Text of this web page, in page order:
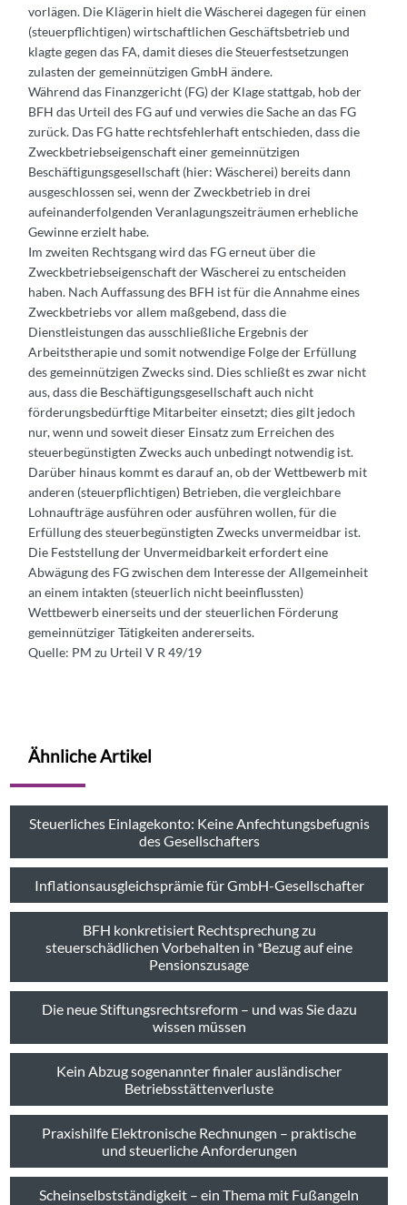
vorlägen. Die Klägerin hielt die Wäscherei dagegen für einen
(steuerpflichtigen) wirtschaftlichen Geschäftsbetrieb und
klagte gegen das FA, damit dieses die Steuerfestsetzungen
zulasten der gemeinnützigen GmbH ändere.
Während das Finanzgericht (FG) der Klage stattgab, hob der
BFH das Urteil des FG auf und verwies die Sache an das FG
zurück. Das FG hatte rechtsfehlerhaft entschieden, dass die
Zweckbetriebseigenschaft einer gemeinnützigen
Beschäftigungsgesellschaft (hier: Wäscherei) bereits dann
ausgeschlossen sei, wenn der Zweckbetrieb in drei
aufeinanderfolgenden Veranlagungszeiträumen erhebliche
Gewinne erzielt habe.
Im zweiten Rechtsgang wird das FG erneut über die
Zweckbetriebseigenschaft der Wäscherei zu entscheiden
haben. Nach Auffassung des BFH ist für die Annahme eines
Zweckbetriebs vor allem maßgebend, dass die
Dienstleistungen das ausschließliche Ergebnis der
Arbeitstherapie und somit notwendige Folge der Erfüllung
des gemeinnützigen Zwecks sind. Dies schließt es zwar nicht
aus, dass die Beschäftigungsgesellschaft auch nicht
förderungsbedürftige Mitarbeiter einsetzt; dies gilt jedoch
nur, wenn und soweit dieser Einsatz zum Erreichen des
steuerbegünstigten Zwecks auch unbedingt notwendig ist.
Darüber hinaus kommt es darauf an, ob der Wettbewerb mit
anderen (steuerpflichtigen) Betrieben, die vergleichbare
Lohnaufträge ausführen oder ausführen wollen, für die
Erfüllung des steuerbegünstigten Zwecks unvermeidbar ist.
Die Feststellung der Unvermeidbarkeit erfordert eine
Abwägung des FG zwischen dem Interesse der Allgemeinheit
an einem intakten (steuerlich nicht beeinflussten)
Wettbewerb einerseits und der steuerlichen Förderung
gemeinnütziger Tätigkeiten andererseits.
Quelle: PM zu Urteil V R 49/19
Ähnliche Artikel
Steuerliches Einlagekonto: Keine Anfechtungsbefugnis
des Gesellschafters
Inflationsausgleichsprämie für GmbH-Gesellschafter
BFH konkretisiert Rechtsprechung zu
steuerschädlichen Vorbehalten in *Bezug auf eine
Pensionszusage
Die neue Stiftungsrechtsreform – und was Sie dazu
wissen müssen
Kein Abzug sogenannter finaler ausländischer
Betriebsstättenverluste
Praxishilfe Elektronische Rechnungen – praktische
und steuerliche Anforderungen
Scheinselbstständigkeit – ein Thema mit Fußangeln